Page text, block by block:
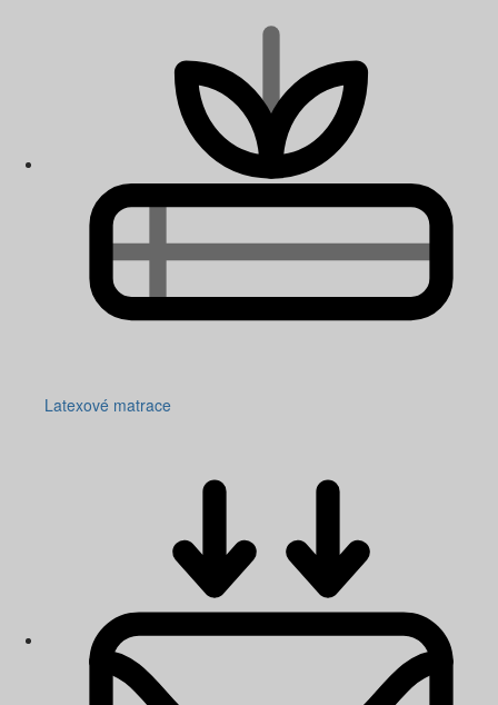
Latexové matrace